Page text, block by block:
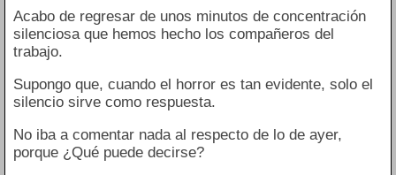
Acabo de regresar de unos minutos de concentración
silenciosa que hemos hecho los compañeros del
trabajo.
Supongo que, cuando el horror es tan evidente, solo el
silencio sirve como respuesta.
No iba a comentar nada al respecto de lo de ayer,
porque ¿Qué puede decirse?